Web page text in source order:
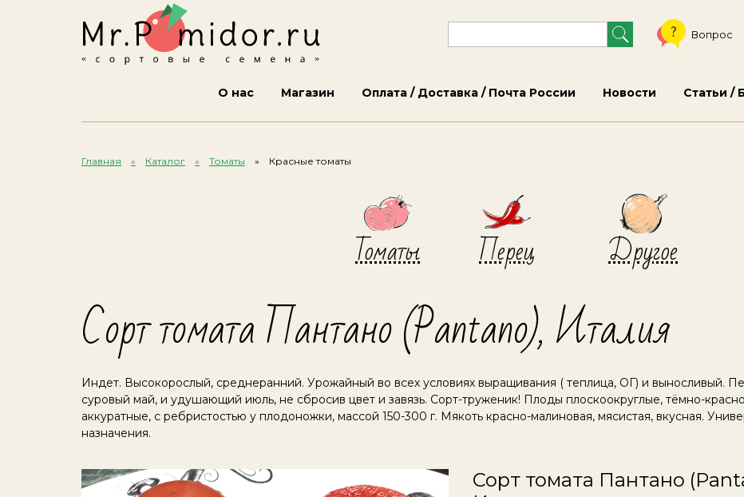
Вопрос
О нас Магазин Оплата / Доставка / Почта России Новости Статьи /
Главная Каталог Томаты Красные томаты
Томаты Перец Другое
Сорт томата Пантано (Pantano), Италия
Индет. Высокорослый, среднеранний. Урожайный во всех условиях выращивания ( теплица, ОГ) и выносливый.
суровый май, и удушающий июль, не сбросив цвет и завязь. Сорт-труженик! Плоды плоскоокруглые, тёмно-
аккуратные, с ребристостью у плодоножки, массой 150-300 г. Мякоть красно-малиновая, мясистая, вкусная.
назначения.
Сорт томата Пантано